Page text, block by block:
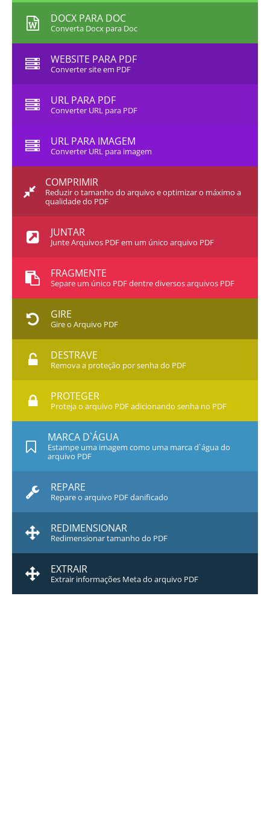
DOCX PARA DOC
Converta Docx para Doc
WEBSITE PARA PDF
Converter site em PDF
URL PARA PDF
Converter URL para PDF
URL PARA IMAGEM
Converter URL para imagem
COMPRIMIR
Reduzir o tamanho do arquivo e optimizar o máximo a
qualidade do PDF
JUNTAR
Junte Arquivos PDF em um único arquivo PDF
FRAGMENTE
Separe um único PDF dentre diversos arquivos PDF
GIRE
Gire o Arquivo PDF
DESTRAVE
Remova a proteção por senha do PDF
PROTEGER
Proteja o arquivo PDF adicionando senha no PDF
MARCA D`ÁGUA
Estampe uma imagem como uma marca d`água do
arquivo PDF
REPARE
Repare o arquivo PDF danificado
REDIMENSIONAR
Redimensionar tamanho do PDF
EXTRAIR
Extrair informações Meta do arquivo PDF